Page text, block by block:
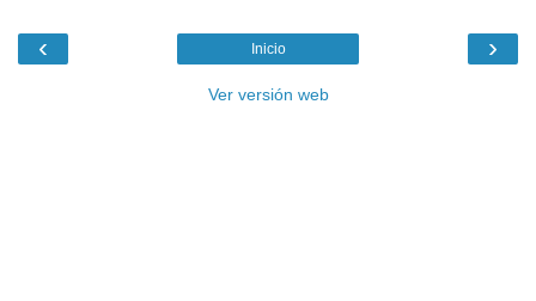
‹ ›
Inicio
Ver versión web